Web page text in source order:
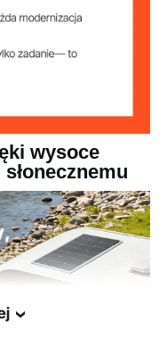
x 1,4 cala / 1340 x
wysoce